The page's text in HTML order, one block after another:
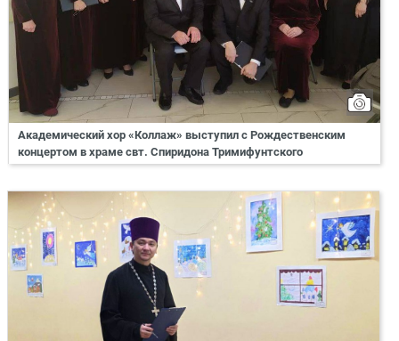
Академический хор «Коллаж» выступил с Рождественским
концертом в храме свт. Спиридона Тримифунтского